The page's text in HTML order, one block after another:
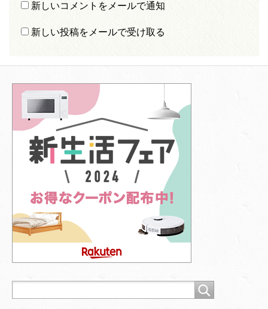
新しいコメントをメールで通知
新しい投稿をメールで受け取る